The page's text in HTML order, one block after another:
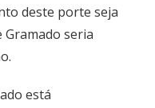
deste porte seja
Gramado seria
está